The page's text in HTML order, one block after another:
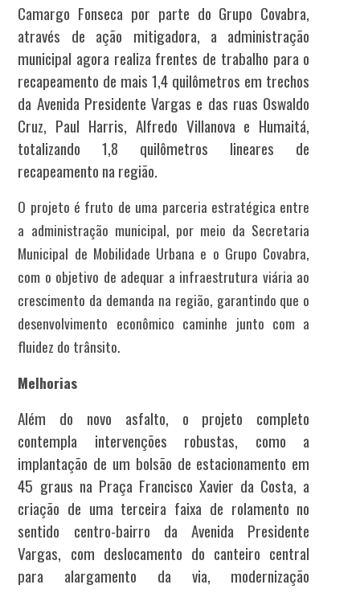
Camargo Fonseca por parte do Grupo Covabra,
através de ação mitigadora, a administração
municipal agora realiza frentes de trabalho para o
recapeamento de mais 1,4 quilômetros em trechos
da Avenida Presidente Vargas e das ruas Oswaldo
Cruz, Paul Harris, Alfredo Villanova e Humaitá,
totalizando 1,8 quilômetros lineares de
recapeamento na região.
O projeto é fruto de uma parceria estratégica entre
a administração municipal, por meio da Secretaria
Municipal de Mobilidade Urbana e o Grupo Covabra,
com o objetivo de adequar a infraestrutura viária ao
crescimento da demanda na região, garantindo que o
desenvolvimento econômico caminhe junto com a
fluidez do trânsito.
Melhorias
Além do novo asfalto, o projeto completo
contempla intervenções robustas, como a
implantação de um bolsão de estacionamento em
45 graus na Praça Francisco Xavier da Costa, a
criação de uma terceira faixa de rolamento no
sentido centro-bairro da Avenida Presidente
Vargas, com deslocamento do canteiro central
para alargamento da via, modernização